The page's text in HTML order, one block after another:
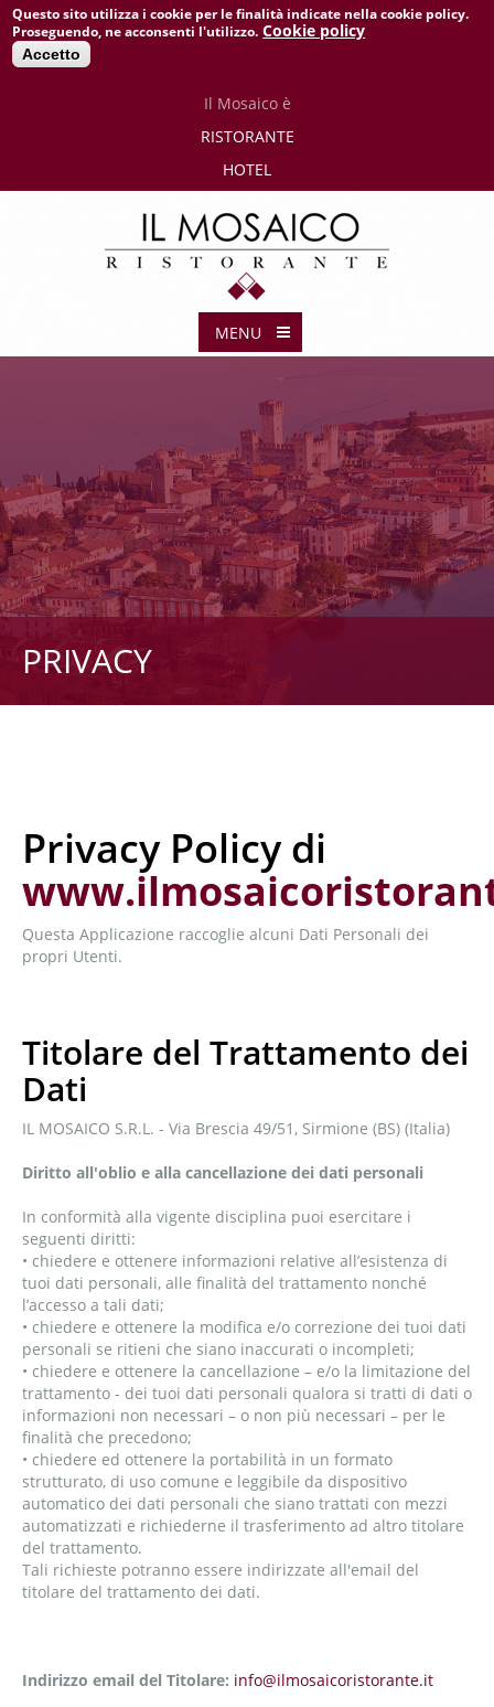
Questo sito utilizza i cookie per le finalità indicate nella cookie policy.
Proseguendo, ne acconsenti l'utilizzo. Cookie policy
Accetto
Il Mosaico è
RISTORANTE
HOTEL
MENU
PRIVACY
Privacy Policy di
Questa Applicazione raccoglie alcuni Dati Personali dei
propri Utenti.
Titolare del Trattamento dei
Dati
IL MOSAICO S.R.L. - Via Brescia 49/51, Sirmione (BS) (Italia)
Diritto all'oblio e alla cancellazione dei dati personali
In conformità alla vigente disciplina puoi esercitare i
seguenti diritti:
• chiedere e ottenere informazioni relative all’esistenza di
tuoi dati personali, alle finalità del trattamento nonché
l’accesso a tali dati;
• chiedere e ottenere la modifica e/o correzione dei tuoi dati
personali se ritieni che siano inaccurati o incompleti;
• chiedere e ottenere la cancellazione – e/o la limitazione del
trattamento - dei tuoi dati personali qualora si tratti di dati o
informazioni non necessari – o non più necessari – per le
finalità che precedono;
• chiedere ed ottenere la portabilità in un formato
strutturato, di uso comune e leggibile da dispositivo
automatico dei dati personali che siano trattati con mezzi
automatizzati e richiederne il trasferimento ad altro titolare
del trattamento.
Tali richieste potranno essere indirizzate all'email del
titolare del trattamento dei dati.
Indirizzo email del Titolare: info@ilmosaicoristorante.it